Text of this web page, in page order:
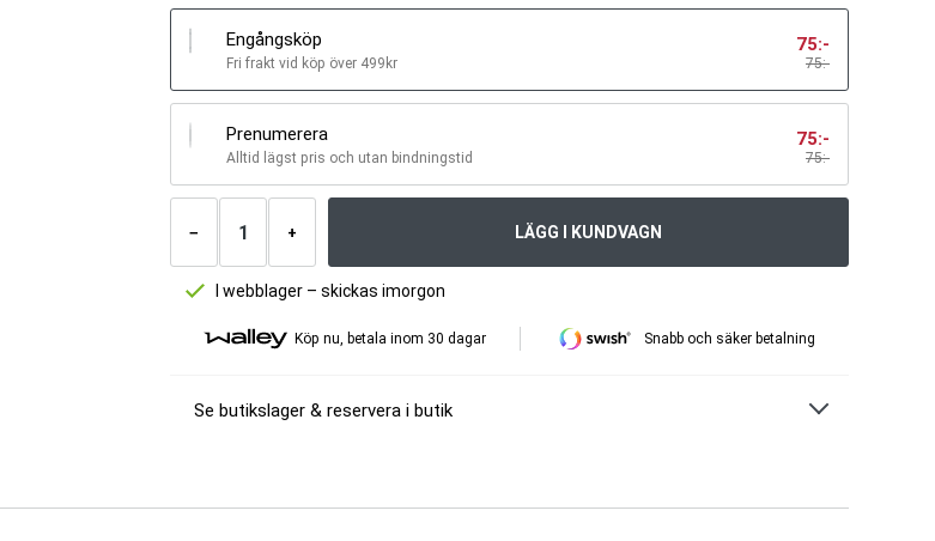
Engångsköp
Fri frakt vid köp över 499kr 75:-
75:-
Prenumerera
Alltid lägst pris och utan bindningstid 75:-
75:-
−
Antal
+ LÄGG I KUNDVAGN
I webblager – skickas imorgon
Köp nu, betala inom 30 dagar Snabb och säker betalning
Se butikslager & reservera i butik